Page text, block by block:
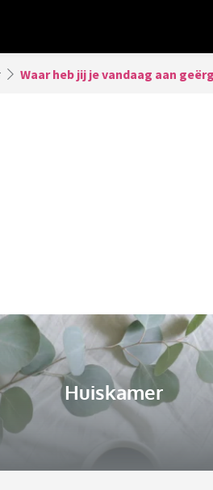
Waar heb jij je vandaag aan
Huiskamer